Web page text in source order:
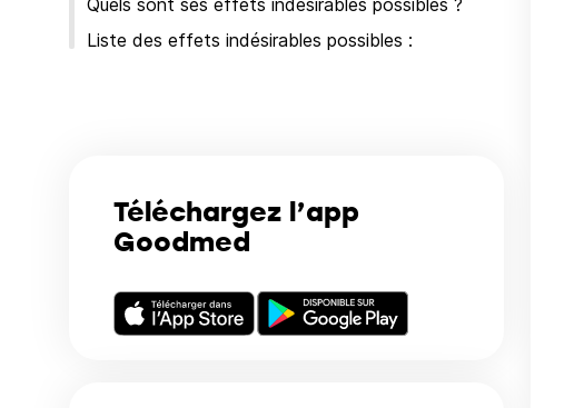
Quels sont ses effets indésirables possibles ?
Liste des effets indésirables possibles :
Téléchargez l’app
Goodmed